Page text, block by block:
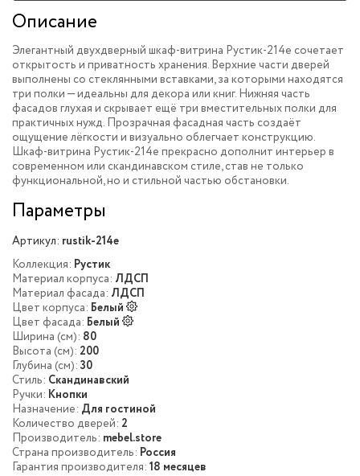
Описание
Элегантный двухдверный шкаф-витрина Рустик-214e сочетает
открытость и приватность хранения. Верхние части дверей
выполнены со стеклянными вставками, за которыми находятся
три полки — идеальны для декора или книг. Нижняя часть
фасадов глухая и скрывает ещё три вместительных полки для
практичных нужд. Прозрачная фасадная часть создаёт
ощущение лёгкости и визуально облегчает конструкцию.
Шкаф-витрина Рустик-214e прекрасно дополнит интерьер в
современном или скандинавском стиле, став не только
функциональной, но и стильной частью обстановки.
Параметры
Артикул: rustik-214e
Коллекция: Рустик
Материал корпуса: ЛДСП
Материал фасада: ЛДСП
Цвет корпуса: Белый
Цвет фасада: Белый
Ширина (см): 80
Высота (см): 200
Глубина (см): 30
Стиль: Скандинавский
Ручки: Кнопки
Назначение: Для гостиной
Количество дверей: 2
Производитель: mebel.store
Страна производитель: Россия
Гарантия производителя: 18 месяцев